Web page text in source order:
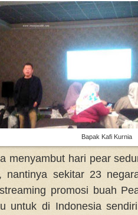
Bapak Kafi Kurnia
menyambut hari pear
nantinya sekitar 23
promosi buah
untuk di Indonesia